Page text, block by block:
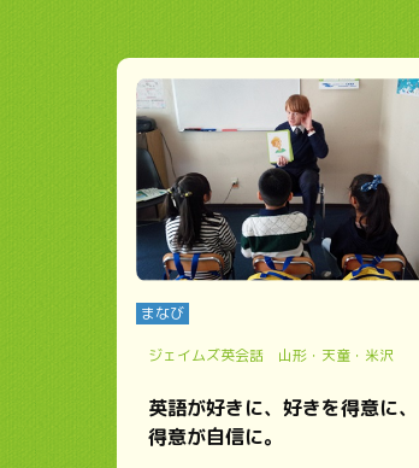
まなび
ジェイムズ英会話 山形・天童・米沢
英語が好きに、好きを得意に、
得意が自信に。